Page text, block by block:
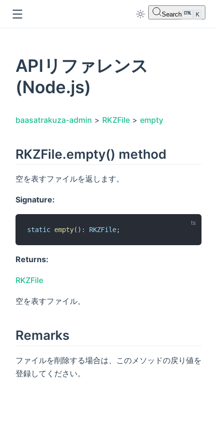
Search K
APIリファレンス
(Node.js)
baasatrakuza-admin > RKZFile > empty
RKZFile.empty() method
空を表すファイルを返します。
Signature:
static empty(): RKZFile;
Returns:
RKZFile
空を表すファイル。
Remarks
ファイルを削除する場合は、このメソッドの戻り値を
登録してください。